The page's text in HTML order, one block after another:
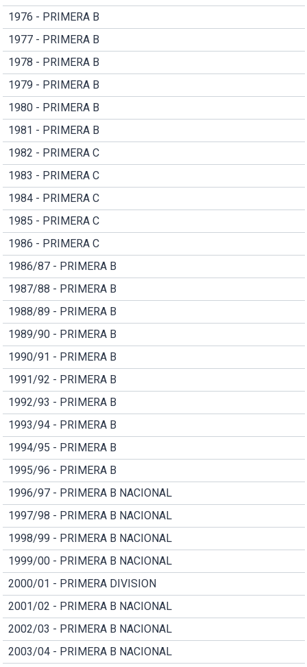
1976 - PRIMERA B
1977 - PRIMERA B
1978 - PRIMERA B
1979 - PRIMERA B
1980 - PRIMERA B
1981 - PRIMERA B
1982 - PRIMERA C
1983 - PRIMERA C
1984 - PRIMERA C
1985 - PRIMERA C
1986 - PRIMERA C
1986/87 - PRIMERA B
1987/88 - PRIMERA B
1988/89 - PRIMERA B
1989/90 - PRIMERA B
1990/91 - PRIMERA B
1991/92 - PRIMERA B
1992/93 - PRIMERA B
1993/94 - PRIMERA B
1994/95 - PRIMERA B
1995/96 - PRIMERA B
1996/97 - PRIMERA B NACIONAL
1997/98 - PRIMERA B NACIONAL
1998/99 - PRIMERA B NACIONAL
1999/00 - PRIMERA B NACIONAL
2000/01 - PRIMERA DIVISION
2001/02 - PRIMERA B NACIONAL
2002/03 - PRIMERA B NACIONAL
2003/04 - PRIMERA B NACIONAL